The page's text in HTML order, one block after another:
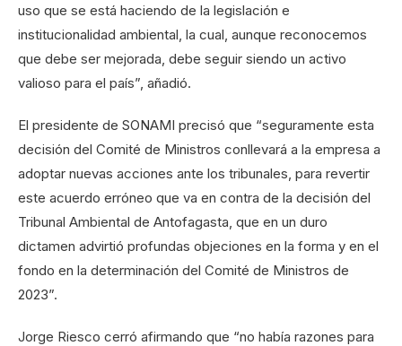
uso que se está haciendo de la legislación e
institucionalidad ambiental, la cual, aunque reconocemos
que debe ser mejorada, debe seguir siendo un activo
valioso para el país”, añadió.
El presidente de SONAMI precisó que “seguramente esta
decisión del Comité de Ministros conllevará a la empresa a
adoptar nuevas acciones ante los tribunales, para revertir
este acuerdo erróneo que va en contra de la decisión del
Tribunal Ambiental de Antofagasta, que en un duro
dictamen advirtió profundas objeciones en la forma y en el
fondo en la determinación del Comité de Ministros de
2023”.
Jorge Riesco cerró afirmando que “no había razones para